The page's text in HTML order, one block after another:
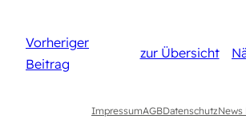
Vorheriger
Beitrag
zur Übersicht
ImpressumAGBDatenschutzNews